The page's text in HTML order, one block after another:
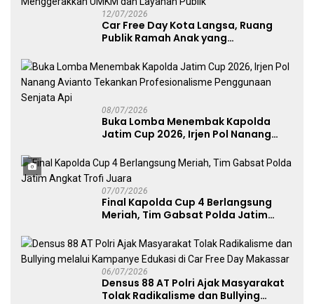
12/07/2026
Car Free Day Kota Langsa, Ruang
Publik Ramah Anak yang
Publik
08/07/2026
Buka Lomba Menembak Kapolda
Jatim Cup 2026, Irjen Pol Nanang
Penggunaan Senjata Api
07/07/2026
Final Kapolda Cup 4 Berlangsung
Meriah, Tim Gabsat Polda Jatim
06/07/2026
Densus 88 AT Polri Ajak Masyarakat
Tolak Radikalisme dan Bullying